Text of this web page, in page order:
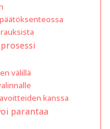
välillä
kanssa
parantaa